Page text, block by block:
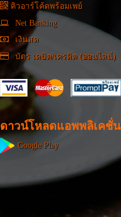
คิวอาร์โค้ดพร้อมเพย์
Net Banking
เงินสด
บัตร เดบิต/เครดิต (ออนไลน์)
ดาวน์โหลดแอพพลิเคชั่น
Google Play